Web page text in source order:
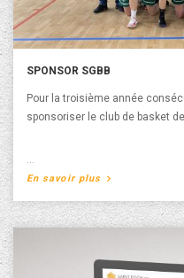
SPONSOR SGBB
Pour la troisième année
sponsoriser le club de basket
En savoir plus A propos de